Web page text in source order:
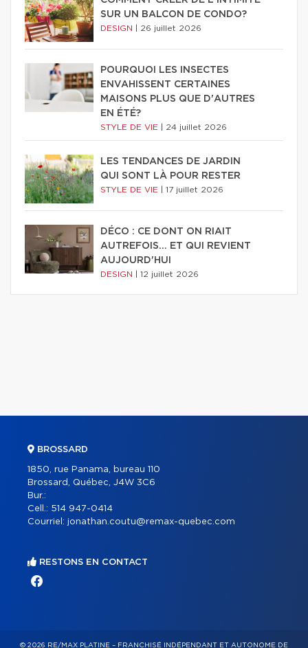
SUR UN BALCON DE CONDO?
DESIGN 26 juillet 2026
POURQUOI LES INSECTES
ENVAHISSENT CERTAINES
MAISONS PLUS QUE D'AUTRES
EN ÉTÉ?
STYLE DE VIE 24 juillet 2026
LES TENDANCES DE JARDIN
QUI SONT LÀ POUR RESTER
STYLE DE VIE 17 juillet 2026
DÉCO : CE DONT ON RIAIT
AUTREFOIS... ET QUI REVIENT
AUJOURD'HUI
DESIGN 12 juillet 2026
BROSSARD
1850, rue Panama, bureau 110
Brossard, Québec, J4W 3C6
Bur.:
Cell.: 514 947-0414
Courriel: jonathan.coutu@remax-quebec.com
RESTONS EN CONTACT
© 2026 RE/MAX PLATINE – FRANCHISÉ INDÉPENDANT ET AUTONOME DE